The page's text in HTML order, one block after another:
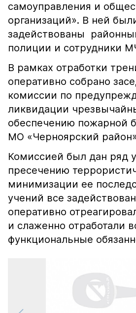
самоуправления и
организаций». В ней
задействованы
полиции и сотрудники
В рамках отработки
оперативно собрано
комиссии по
ликвидации
обеспечению пожарной
МО «Черноярский
Комиссией был дан ряд
пресечению
минимизации ее
учений все
оперативно
и слаженно отработали
функциональные